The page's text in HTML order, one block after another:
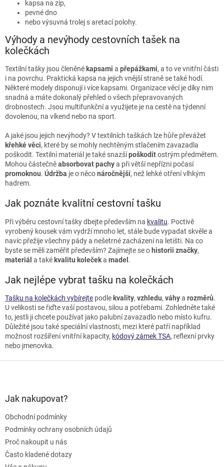
kapsa na zip,
pevné dno
nebo výsuvná trolej s aretací polohy.
Výhody a nevýhody cestovních tašek na
kolečkách
Textilní tašky jsou členěné kapsami a přepážkami, a to ve vnitřní části
i na povrchu. Praktická kapsa na jejich vnější straně se také hodí.
Některé modely disponují i více kapsami. Organizace věcí je díky nim
snadná a máte dokonalý přehled o všech přepravovaných
drobnostech. Jsou multifunkční a využijete je na cestě na týdenní
dovolenou, na víkend nebo na sport.
A jaké jsou jejich nevýhody? V textilních taškách lze hůře převážet
křehké věci, které by se mohly nechtěným stlačením zavazadla
poškodit. Textilní materiál je také snazšípoškoditostrým předmětem.
Mohou částečněabsorbovatpachya při větší nepřízni počasí
promoknou. Údržba je o něconáročnější, než lehké otření vlhkým
hadrem.
Jak poznáte kvalitní cestovní tašku
Při výběru cestovní tašky dbejte především na kvalitu. Poctivě
vyrobený kousek vám vydrží mnoho let, stále bude vypadat skvěle a
navíc přežije všechny pády a nešetrné zacházení na letišti. Na co
byste se měli zaměřit především? Zajímejte se o historii značky,
materiál a také kvalitu kolečeka madel .
Jak nejlépe vybrat tašku na kolečkách
Tašku na kolečkách vybírejte podle kvality, vzhledu, váhya rozměrů.
U velikosti se řiďte vaší postavou, silou a potřebami. Zohledněte také
to, jestli ji chcete používat jako palubní zavazadlo nebo místo kufru.
Důležité jsou také speciální vlastnosti, mezi které patří například
možnost rozšíření vnitřní kapacity, kódový zámek TSA, reflexní prvky
nebo jmenovka.
Jak nakupovat?
Obchodní podmínky
Podmínky ochrany osobních údajů
Proč nakoupit u nás
Často kladené dotazy